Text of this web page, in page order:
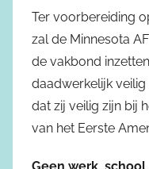
Ter voorbereiding
zal de Minnesota
de vakbond
daadwerkelijk
dat zij veilig zijn bij
van het Eerste